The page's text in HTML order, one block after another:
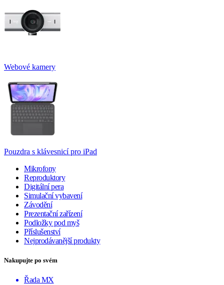
Webové kamery
Pouzdra s klávesnicí pro iPad
Mikrofony
Reproduktory
Digitální pera
Simulační vybavení
Závodění
Prezentační zařízení
Podložky pod myš
Příslušenství
Nejprodávanější produkty
Nakupujte po svém
Řada MX